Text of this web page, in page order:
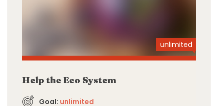
unlimited
Help the Eco System
Goal: unlimited